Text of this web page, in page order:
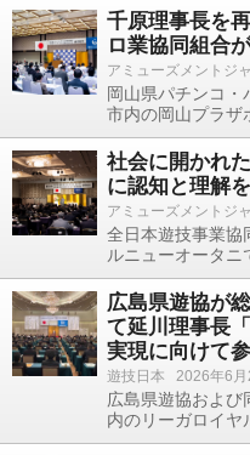
千原理事長を
ロ業協同組合
アミューズメントジ
岡山県パチンコ
市内の岡山プラザ
社会に開かれ
に認知と理解
アミューズメントジ
全日本遊技事業協
ルニューオータニ
広島県遊協が
て延川理事長
実現に向けて
遊技日本 2026年6月
広島県遊協および
内のリーガロイヤ